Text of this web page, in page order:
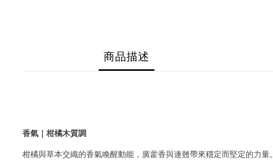
商品描述
香氣｜柑橘木質調
柑橘與草本交織的香氣喚醒動能，廣藿香與連翹帶來穩定而堅定的力量。